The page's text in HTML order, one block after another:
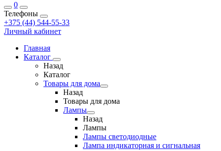
0
Телефоны
+375 (44) 544-55-33
Личный кабинет
Главная
Каталог
Назад
Каталог
Товары для дома
Назад
Товары для дома
Лампы
Назад
Лампы
Лампы светодиодные
Лампа индикаторная и сигнальная